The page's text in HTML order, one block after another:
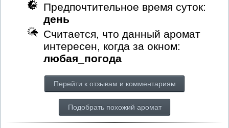
Предпочтительное время суток:
день
Считается, что данный аромат
интересен, когда за окном:
любая_погода
Перейти к отзывам и комментариям
Подобрать похожий аромат